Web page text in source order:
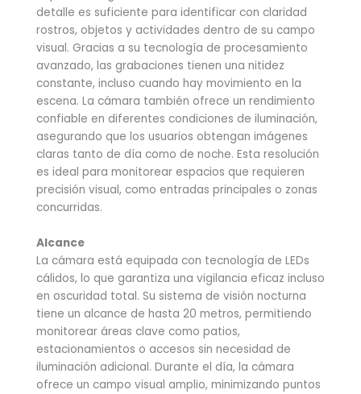
detalle es suficiente para identificar con claridad
rostros, objetos y actividades dentro de su campo
visual. Gracias a su tecnología de procesamiento
avanzado, las grabaciones tienen una nitidez
constante, incluso cuando hay movimiento en la
escena. La cámara también ofrece un rendimiento
confiable en diferentes condiciones de iluminación,
asegurando que los usuarios obtengan imágenes
claras tanto de día como de noche. Esta resolución
es ideal para monitorear espacios que requieren
precisión visual, como entradas principales o zonas
concurridas.
Alcance
La cámara está equipada con tecnología de LEDs
cálidos, lo que garantiza una vigilancia eficaz incluso
en oscuridad total. Su sistema de visión nocturna
tiene un alcance de hasta 20 metros, permitiendo
monitorear áreas clave como patios,
estacionamientos o accesos sin necesidad de
iluminación adicional. Durante el día, la cámara
ofrece un campo visual amplio, minimizando puntos